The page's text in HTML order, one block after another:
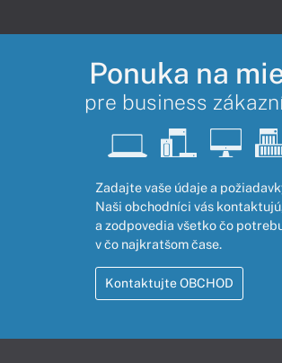
Ponuka na
pre business
Zadajte vaše údaje a
Naši obchodníci vás
a zodpovedia všetko čo
v čo najkratšom čase.
Kontaktujte OBCHOD